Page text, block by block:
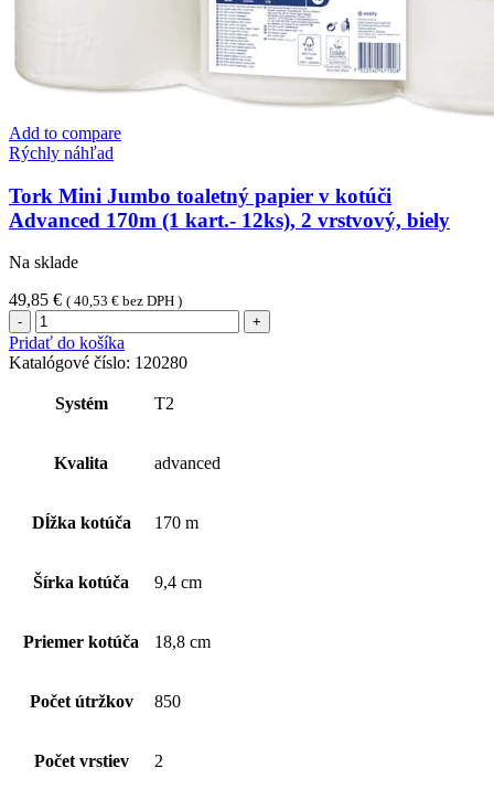
Add to compare
Rýchly náhľad
Tork Mini Jumbo toaletný papier v kotúči
Advanced 170m (1 kart.- 12ks), 2 vrstvový, biely
Na sklade
49,85 € ( 40,53 € bez DPH )
množstvo
Tork
Mini
Jumbo
toaletný
papier
kotúči
(1
2
Pridať do košíka
Katalógové číslo: 120280
Systém T2
Kvalita advanced
Dĺžka kotúča 170 m
Šírka kotúča 9,4 cm
Priemer kotúča 18,8 cm
Počet útržkov 850
Počet vrstiev 2